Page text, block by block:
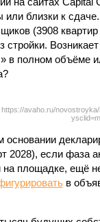
или близки к
(3908
стройки.
в полном объёме
https://avaho.ru/
основании
2028), если фаза
на площадке, ещё
в